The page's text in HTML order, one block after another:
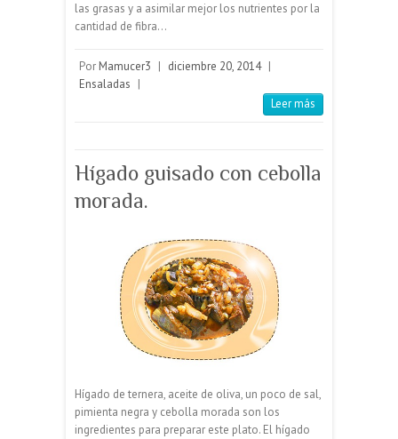
las grasas y a asimilar mejor los nutrientes por la
cantidad de fibra…
Por Mamucer3 | diciembre 20, 2014 |
Ensaladas |
Leer más
Hígado guisado con cebolla
morada.
Hígado de ternera, aceite de oliva, un poco de sal,
pimienta negra y cebolla morada son los
ingredientes para preparar este plato. El hígado